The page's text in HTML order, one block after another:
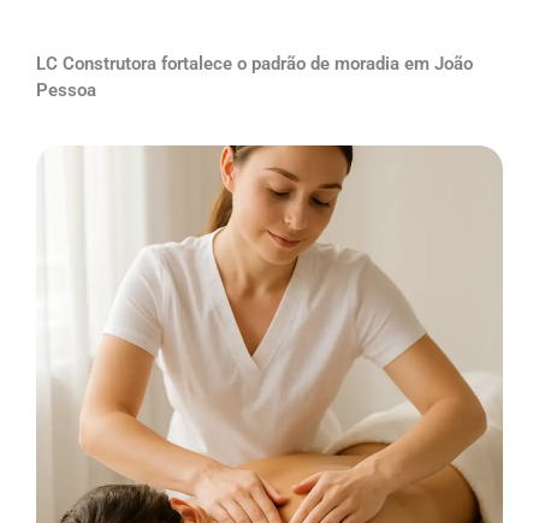
LC Construtora fortalece o padrão de moradia em João
Pessoa